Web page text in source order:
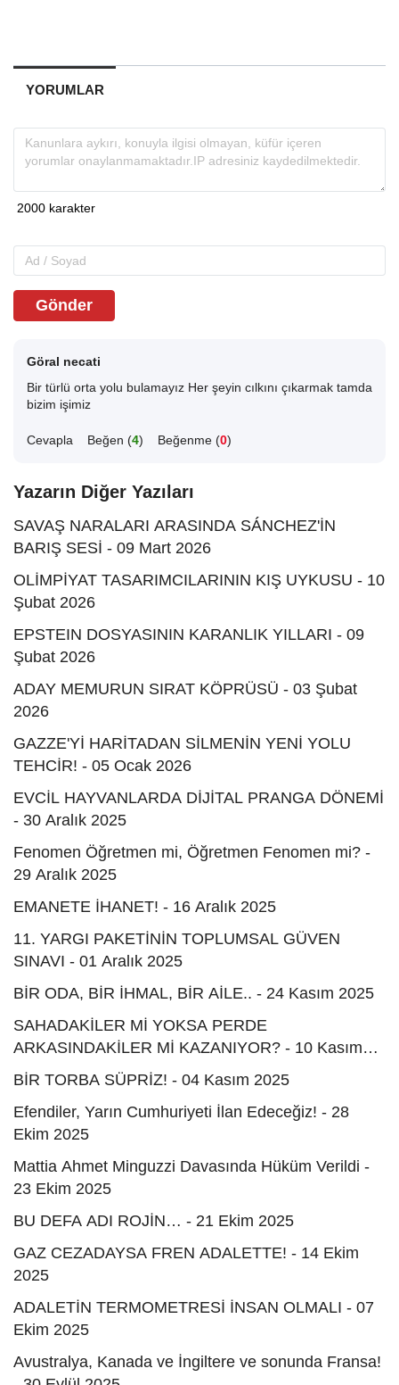
YORUMLAR
Gönder
Göral necati
Bir türlü orta yolu bulamayız Her şeyin cılkını çıkarmak tamda
bizim işimiz
Cevapla Beğen (4) Beğenme (0)
Yazarın Diğer Yazıları
SAVAŞ NARALARI ARASINDA SÁNCHEZ'İN
BARIŞ SESİ - 09 Mart 2026
OLİMPİYAT TASARIMCILARININ KIŞ UYKUSU - 10
Şubat 2026
EPSTEIN DOSYASININ KARANLIK YILLARI - 09
Şubat 2026
ADAY MEMURUN SIRAT KÖPRÜSÜ - 03 Şubat
2026
GAZZE'Yİ HARİTADAN SİLMENİN YENİ YOLU
TEHCİR! - 05 Ocak 2026
EVCİL HAYVANLARDA DİJİTAL PRANGA DÖNEMİ
- 30 Aralık 2025
Fenomen Öğretmen mi, Öğretmen Fenomen mi? -
29 Aralık 2025
EMANETE İHANET! - 16 Aralık 2025
11. YARGI PAKETİNİN TOPLUMSAL GÜVEN
SINAVI - 01 Aralık 2025
BİR ODA, BİR İHMAL, BİR AİLE.. - 24 Kasım 2025
SAHADAKİLER Mİ YOKSA PERDE
ARKASINDAKİLER Mİ KAZANIYOR? - 10 Kasım
2025
BİR TORBA SÜPRİZ! - 04 Kasım 2025
Efendiler, Yarın Cumhuriyeti İlan Edeceğiz! - 28
Ekim 2025
Mattia Ahmet Minguzzi Davasında Hüküm Verildi -
23 Ekim 2025
BU DEFA ADI ROJİN… - 21 Ekim 2025
GAZ CEZADAYSA FREN ADALETTE! - 14 Ekim
2025
ADALETİN TERMOMETRESİ İNSAN OLMALI - 07
Ekim 2025
Avustralya, Kanada ve İngiltere ve sonunda Fransa!